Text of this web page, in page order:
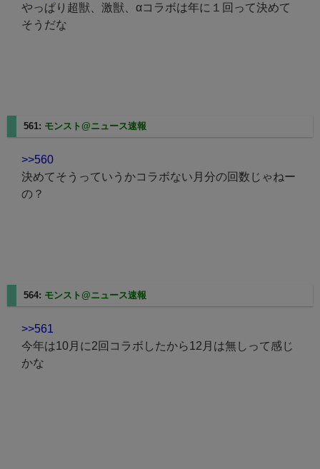
やっぱり超獣、激獣、αコラボは年に１回って決めて
そうだな
561: モンスト@ニュース速報
>>560
決めてそうっていうかコラボない月分の回数じゃねー
の？
564: モンスト@ニュース速報
>>561
今年は10月に2回コラボしたから12月は無しって感じ
かな